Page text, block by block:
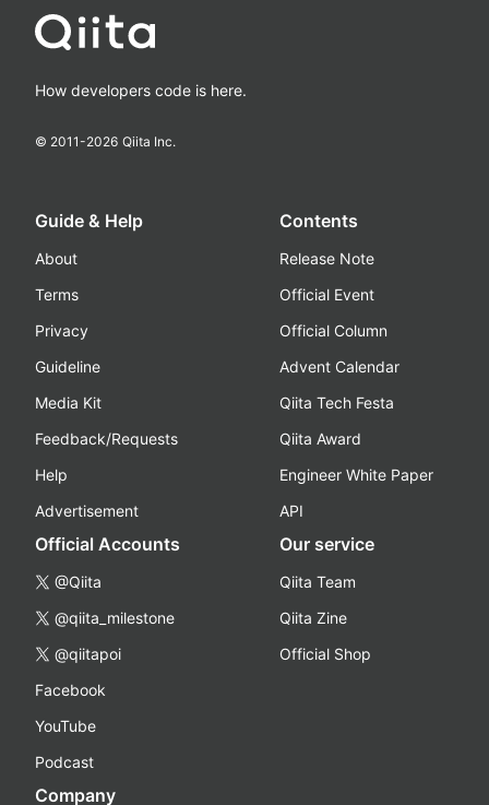
How developers code is here.
© 2011-2026 Qiita Inc.
Guide & Help
About
Terms
Privacy
Guideline
Media Kit
Feedback/Requests
Help
Advertisement
Contents
Release Note
Official Event
Official Column
Advent Calendar
Qiita Tech Festa
Qiita Award
Engineer White Paper
API
Official Accounts
@Qiita
@qiita_milestone
@qiitapoi
Facebook
YouTube
Podcast
Our service
Qiita Team
Qiita Zine
Official Shop
Company